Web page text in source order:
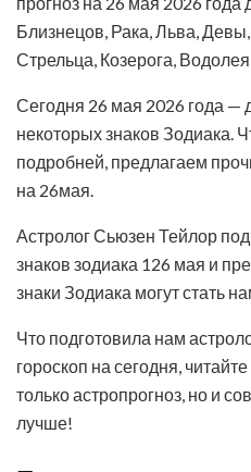
Близнецов, Рака, Льва,
Стрельца, Козерога,
Сегодня 26 мая 2026 года
некоторых знаков Зодиака.
подробней, предлагаем
на 26мая.
Астролог Сьюзен Тейлор
знаков зодиака 126 мая и
знаки Зодиака могут стать
Что подготовила нам
гороскоп на сегодня,
только астропрогноз, но и
лучше!